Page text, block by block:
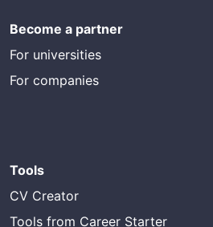
Become a partner
For universities
For companies
Tools
CV Creator
Tools from Career Starter